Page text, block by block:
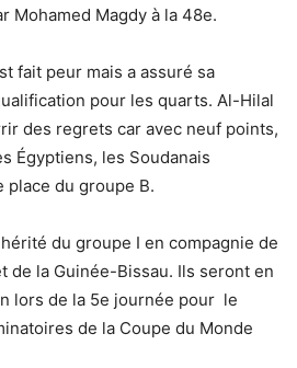
Mohamed Magdy à la 48e.
fait peur mais a assuré sa
pour les quarts. Al-Hilal
des regrets car avec neuf points,
Égyptiens, les Soudanais
place du groupe B.
hérité du groupe I en compagnie de
de la Guinée-Bissau. Ils seront en
lors de la 5e journée pour le
de la Coupe du Monde